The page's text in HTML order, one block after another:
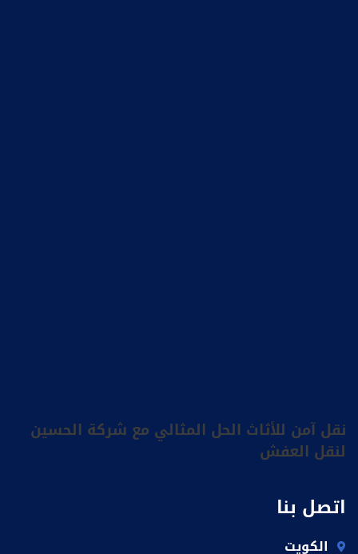
نقل آمن للأثاث الحل المثالي مع شركة الحسين
لنقل العفش
اتصل بنا
الكويت